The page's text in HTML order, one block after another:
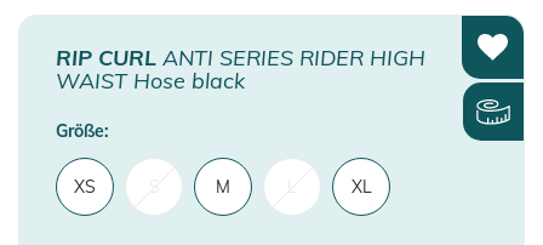
RIP CURL ANTI SERIES RIDER HIGH
WAIST Hose black
Größe:
XS M XL